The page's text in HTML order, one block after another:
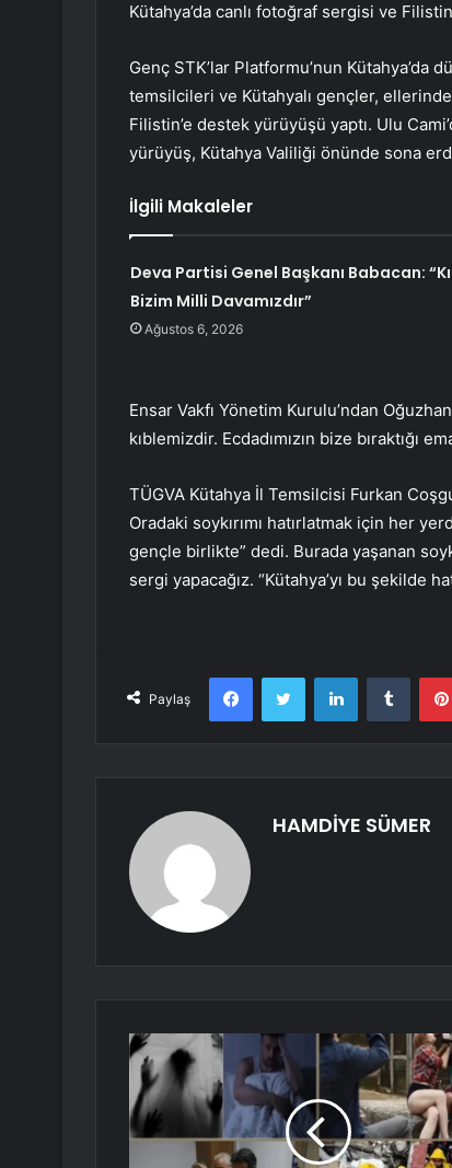
Kütahya’da canlı fotoğraf sergisi ve
Genç STK’lar Platformu’nun
temsilcileri ve Kütahyalı gençler, ellerinde
Filistin’e destek yürüyüşü yaptı. Ulu
yürüyüş, Kütahya Valiliği önünde sona
İlgili Makaleler
Deva Partisi Genel Başkanı Babacan:
Bizim Milli Davamızdır”
Ağustos 6, 2026
Ensar Vakfı Yönetim Kurulu’ndan
kıblemizdir. Ecdadımızın bize bıraktığı
TÜGVA Kütahya İl Temsilcisi Furkan
Oradaki soykırımı hatırlatmak için her
gençle birlikte” dedi. Burada yaşanan
sergi yapacağız. “Kütahya’yı bu şekilde
Paylaş
FacebookTwitter LinkedIn
HAMDİYE SÜMER